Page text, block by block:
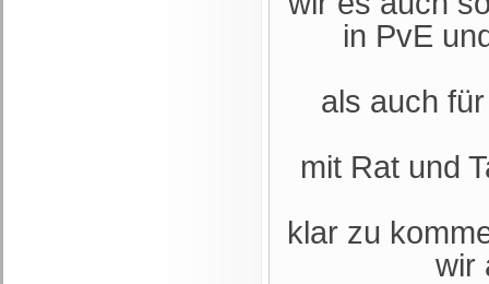
in PvE
als auch
mit Rat und
klar zu
wir